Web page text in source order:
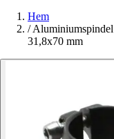
Hem
/
31,8x70 mm